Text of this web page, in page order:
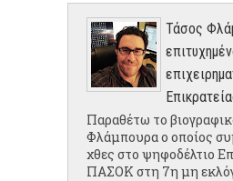
Τάσος
Παραθέτω το
Φλάμπουρα ο οποίος
χθες στο ψηφοδέλτιο
ΠΑΣΟΚ στη 7η μη